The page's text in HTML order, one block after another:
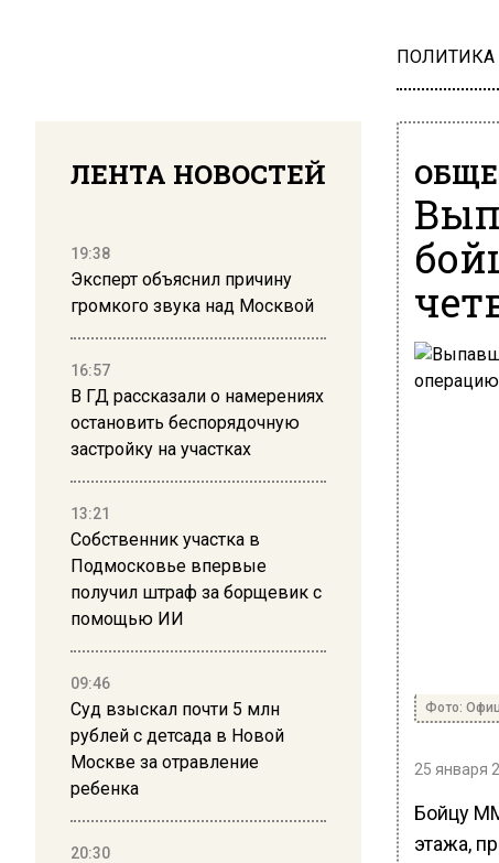
ПОЛИТИКА
ЛЕНТА НОВОСТЕЙ
19:38
Эксперт объяснил причину
громкого звука над Москвой
16:57
В ГД рассказали о намерениях
остановить беспорядочную
застройку на участках
13:21
Собственник участка в
Подмосковье впервые
получил штраф за борщевик с
помощью ИИ
09:46
Суд взыскал почти 5 млн
рублей с детсада в Новой
Москве за отравление
ребенка
20:30
Фото:
25 января
Бойцу
этажа,